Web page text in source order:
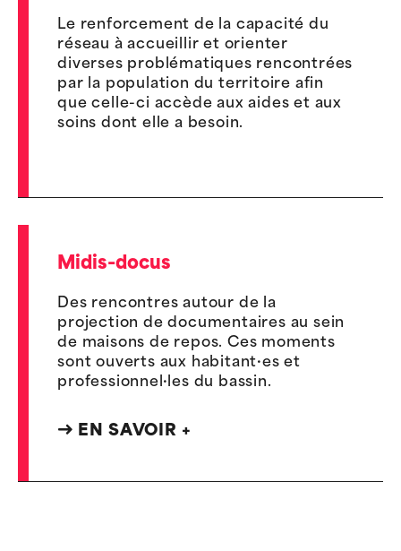
Le renforcement de la capacité du
réseau à accueillir et orienter
diverses problématiques rencontrées
par la population du territoire afin
que celle-ci accède aux aides et aux
soins dont elle a besoin.
Midis-docus
Des rencontres autour de la
projection de documentaires au sein
de maisons de repos. Ces moments
sont ouverts aux habitant·es et
professionnel·les du bassin.
EN SAVOIR +